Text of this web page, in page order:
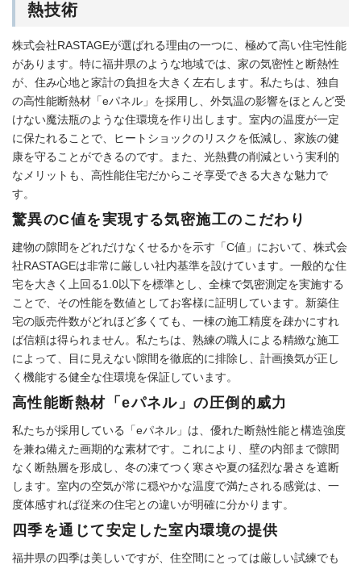
熱技術
株式会社RASTAGEが選ばれる理由の一つに、極めて高い住宅性能
があります。特に福井県のような地域では、家の気密性と断熱性
が、住み心地と家計の負担を大きく左右します。私たちは、独自
の高性能断熱材「eパネル」を採用し、外気温の影響をほとんど受
けない魔法瓶のような住環境を作り出します。室内の温度が一定
に保たれることで、ヒートショックのリスクを低減し、家族の健
康を守ることができるのです。また、光熱費の削減という実利的
なメリットも、高性能住宅だからこそ享受できる大きな魅力で
す。
驚異のC値を実現する気密施工のこだわり
建物の隙間をどれだけなくせるかを示す「C値」において、株式会
社RASTAGEは非常に厳しい社内基準を設けています。一般的な住
宅を大きく上回る1.0以下を標準とし、全棟で気密測定を実施する
ことで、その性能を数値としてお客様に証明しています。新築住
宅の販売件数がどれほど多くても、一棟の施工精度を疎かにすれ
ば信頼は得られません。私たちは、熟練の職人による精緻な施工
によって、目に見えない隙間を徹底的に排除し、計画換気が正し
く機能する健全な住環境を保証しています。
高性能断熱材「eパネル」の圧倒的威力
私たちが採用している「eパネル」は、優れた断熱性能と構造強度
を兼ね備えた画期的な素材です。これにより、壁の内部まで隙間
なく断熱層を形成し、冬の凍てつく寒さや夏の猛烈な暑さを遮断
します。室内の空気が常に穏やかな温度で満たされる感覚は、一
度体感すれば従来の住宅との違いが明確に分かります。
四季を通じて安定した室内環境の提供
福井県の四季は美しいですが、住空間にとっては厳しい試練でも